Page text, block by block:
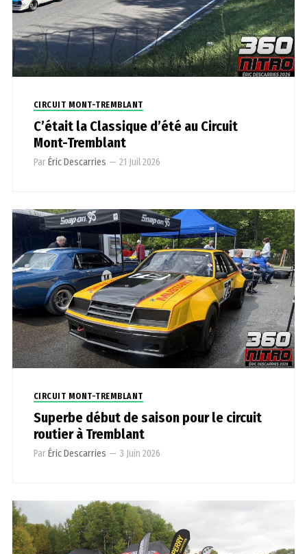
CIRCUIT MONT-TREMBLANT
C’était la Classique d’été au Circuit
Mont-Tremblant
ParÉric Descarries — 21 Juil 2026
CIRCUIT MONT-TREMBLANT
Superbe début de saison pour le circuit
routier à Tremblant
ParÉric Descarries — 3 Juin 2026